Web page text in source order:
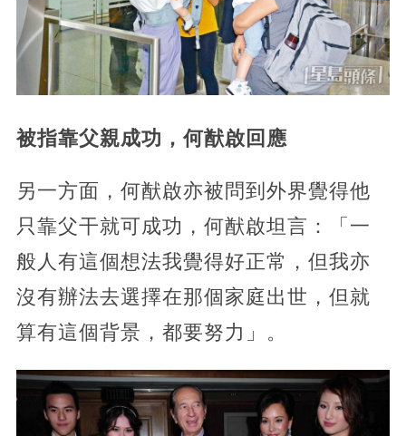
被指靠父親成功，何猷啟回應
另一方面，何猷啟亦被問到外界覺得他
只靠父干就可成功，何猷啟坦言：「一
般人有這個想法我覺得好正常，但我亦
沒有辦法去選擇在那個家庭出世，但就
算有這個背景，都要努力」。